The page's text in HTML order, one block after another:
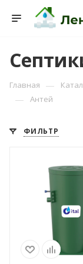
Главная —
— Антей
ФИЛЬТР
пользователей
Объем
Пиковый сброс, л
Онлайн —